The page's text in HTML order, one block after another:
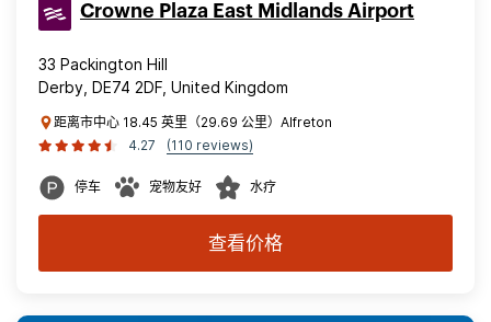
Crowne Plaza East Midlands Airport
33 Packington Hill
Derby, DE74 2DF, United Kingdom
距离市中心 18.45 英里（29.69 公里）Alfreton
4.27
(110 reviews)
停车 宠物友好 水疗
查看价格